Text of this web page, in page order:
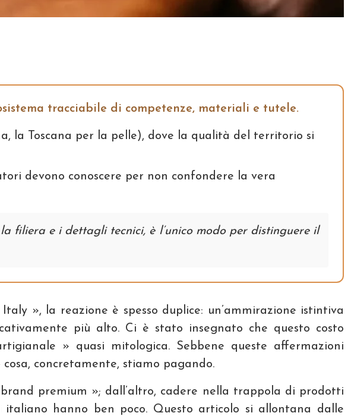
tracciabile di competenze, materiali e tutele.
la Toscana per la pelle), dove la qualità del territorio si
devono conoscere per non confondere la vera
filiera e i dettagli tecnici, è l’unico modo per distinguere il
», la reazione è spesso duplice: un’ammirazione istintiva
più alto. Ci è stato insegnato che questo costo
» quasi mitologica. Sebbene queste affermazioni
concretamente, stiamo pagando.
premium »; dall’altro, cadere nella trappola di prodotti
hanno ben poco. Questo articolo si allontana dalle